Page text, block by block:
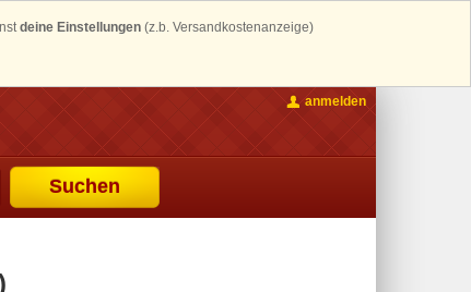
deine Einstellungen (z.b. Versandkostenanzeige)
Suchen
anmelden